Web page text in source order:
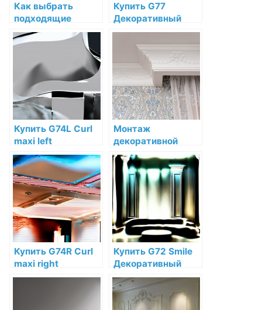
Как выбрать
подходящие
средства для
ухода за
лепниной
Купить G77
Декоративный
элемент Lily Orac
Decor
Дюрополимер по
низкой цене в
интернет-
магазине
Купить G74L Curl
maxi left
Декоративный
элемент завиток
(левый) Orac Decor
Полиуретан по
низкой цене в
интернет-
магазине
Монтаж
декоративной
лепнины на
потолке:
подробный
руководство
Купить G74R Curl
maxi right
Декоративный
Купить G72 Smile
Декоративный
элемент улыбка
Orac Decor
Дюрополимер по